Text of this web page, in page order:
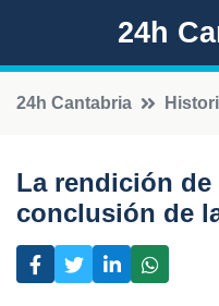
24h
24h Cantabria
La rendición de
conclusión de